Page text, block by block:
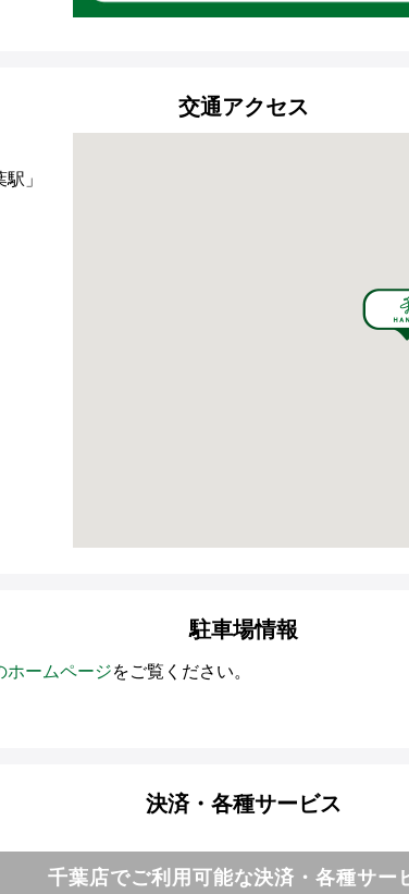
交通アクセス
」
駐車場情報
ホームページをご覧ください。
決済・各種サービス
千葉店でご利用可能な決済・各種サー